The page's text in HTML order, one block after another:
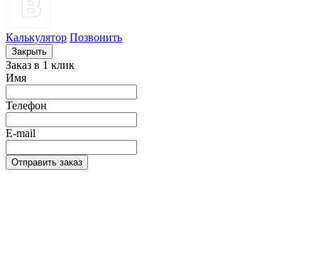
Калькулятор Позвонить
Закрыть
Заказ в 1 клик
Имя
Телефон
E-mail
Отправить заказ